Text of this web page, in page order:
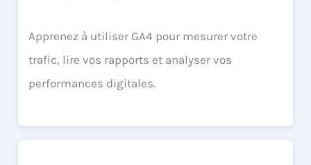
Apprenez à utiliser GA4 pour mesurer votre
trafic, lire vos rapports et analyser vos
performances digitales.